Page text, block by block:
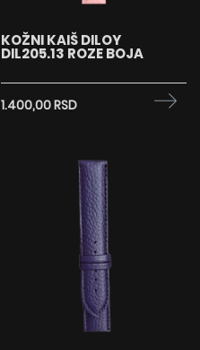
KOŽNI KAIŠ DILOY
DIL205.13 ROZE BOJA
1.400,00 RSD